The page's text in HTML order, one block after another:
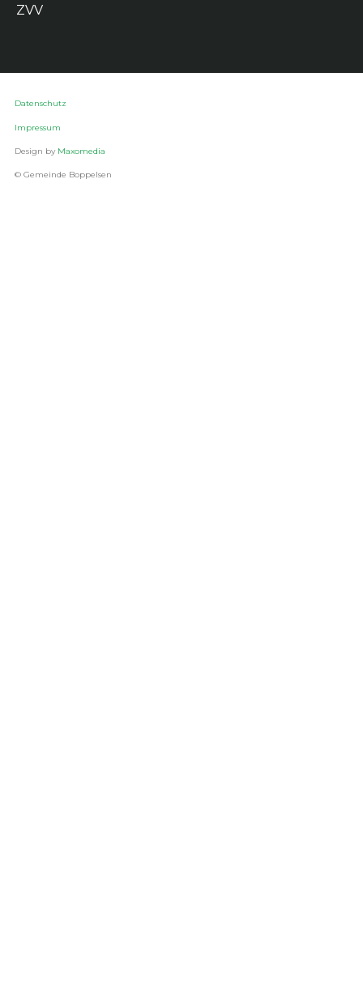
ZVV
Datenschutz
Impressum
Design by Maxomedia
© Gemeinde Boppelsen